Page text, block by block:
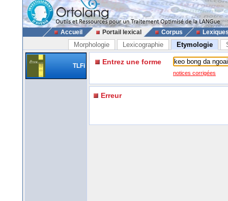
Accueil Portail lexical Corpus
Morphologie Lexicographie Etymologie
TLFi Entrez une forme
notices corrigées
Erreur